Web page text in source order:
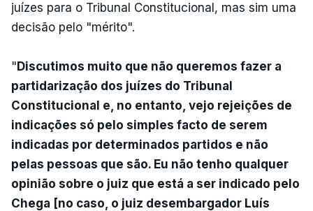
juízes para o Tribunal Constitucional, mas sim uma
decisão pelo "mérito".
" Discutimos muito que não queremos fazer a
partidarização dos juízes do Tribunal
Constitucional e, no entanto, vejo rejeições de
indicações só pelo simples facto de serem
indicadas por determinados partidos e não
pelas pessoas que são. Eu não tenho qualquer
opinião sobre o juiz que está a ser indicado pelo
Chega [no caso, o juiz desembargador Luís